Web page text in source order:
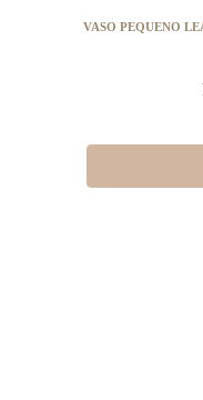
VASO PEQUENO